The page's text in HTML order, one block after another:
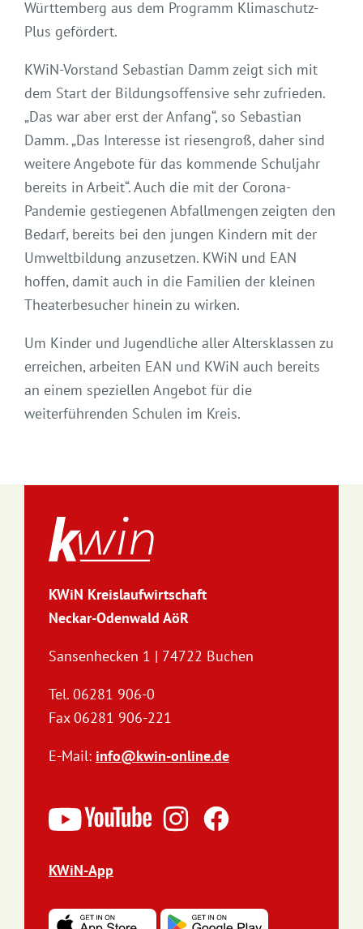
Württemberg aus dem Programm Klimaschutz-
Plus gefördert.
KWiN-Vorstand Sebastian Damm zeigt sich mit
dem Start der Bildungsoffensive sehr zufrieden.
„Das war aber erst der Anfang“, so Sebastian
Damm. „Das Interesse ist riesengroß, daher sind
weitere Angebote für das kommende Schuljahr
bereits in Arbeit“. Auch die mit der Corona-
Pandemie gestiegenen Abfallmengen zeigten den
Bedarf, bereits bei den jungen Kindern mit der
Umweltbildung anzusetzen. KWiN und EAN
hoffen, damit auch in die Familien der kleinen
Theaterbesucher hinein zu wirken.
Um Kinder und Jugendliche aller Altersklassen zu
erreichen, arbeiten EAN und KWiN auch bereits
an einem speziellen Angebot für die
weiterführenden Schulen im Kreis.
KWiN Kreislaufwirtschaft
Neckar-Odenwald AöR
Sansenhecken 1 | 74722 Buchen
Tel. 06281 906-0
Fax 06281 906-221
E-Mail: info@kwin-online.de
KWiN-App